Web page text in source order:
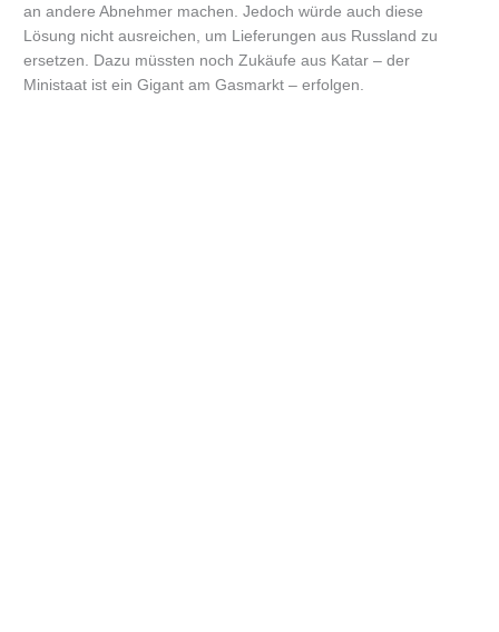
an andere Abnehmer machen. Jedoch würde auch diese
Lösung nicht ausreichen, um Lieferungen aus Russland zu
ersetzen. Dazu müssten noch Zukäufe aus Katar – der
Ministaat ist ein Gigant am Gasmarkt – erfolgen.